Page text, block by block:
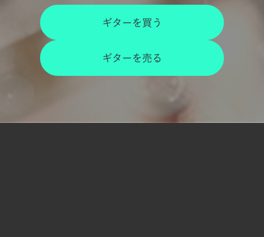
ギターを買う
ギターを売る